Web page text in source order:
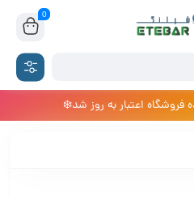
0
اعتبار به روز شد❄️